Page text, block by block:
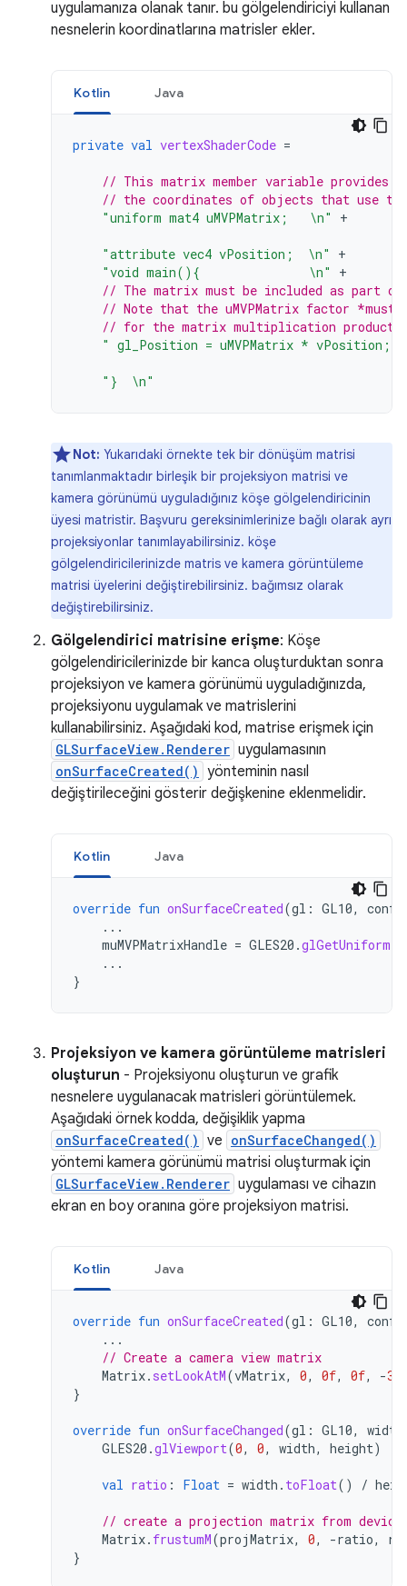
uygulamanıza olanak tanır. bu gölgelendiriciyi kullanan
nesnelerin koordinatlarına matrisler ekler.
Kotlin Java
private val vertexShaderCode =
// This matrix member variable provides a
// the coordinates of objects that use
"uniform mat4 uMVPMatrix;   \n"
+
"attribute vec4 vPosition;  \n"
+
"void main(){               \n"
+
// The matrix must be included as part
// Note that the uMVPMatrix factor
// for the matrix multiplication product
" gl_Position = uMVPMatrix * vPosition;
"}  \n"
Not: Yukarıdaki örnekte tek bir dönüşüm matrisi
tanımlanmaktadır birleşik bir projeksiyon matrisi ve
kamera görünümü uyguladığınız köşe gölgelendiricinin
üyesi matristir. Başvuru gereksinimlerinize bağlı olarak ayrı
projeksiyonlar tanımlayabilirsiniz. köşe
gölgelendiricilerinizde matris ve kamera görüntüleme
matrisi üyelerini değiştirebilirsiniz. bağımsız olarak
değiştirebilirsiniz.
Gölgelendirici matrisine erişme: Köşe
gölgelendiricilerinizde bir kanca oluşturduktan sonra
projeksiyon ve kamera görünümü uyguladığınızda,
projeksiyonu uygulamak ve matrislerini
kullanabilirsiniz. Aşağıdaki kod, matrise erişmek için
GLSurfaceView.Renderer uygulamasının
onSurfaceCreated() yönteminin nasıl
değiştirileceğini gösterir değişkenine eklenmelidir.
Kotlin Java
override fun onSurfaceCreated(gl : GL10,
...
muMVPMatrixHandle = GLES20 .
...
}
Projeksiyon ve kamera görüntüleme matrisleri
oluşturun - Projeksiyonu oluşturun ve grafik
nesnelere uygulanacak matrisleri görüntülemek.
Aşağıdaki örnek kodda, değişiklik yapma
onSurfaceCreated() ve onSurfaceChanged()
yöntemi kamera görünümü matrisi oluşturmak için
GLSurfaceView.Renderer uygulaması ve cihazın
ekran en boy oranına göre projeksiyon matrisi.
Kotlin Java
override fun onSurfaceCreated(gl : GL10,
...
// Create a camera view matrix
Matrix. setLookAtM(vMatrix, 0, 0f, 0f, -3f
}
override fun onSurfaceChanged(gl : GL10, width
GLES20 .glViewport(0, 0, width, height)
val ratio : Float = width . toFloat() /
// create a projection matrix from device
Matrix. frustumM(projMatrix, 0, -ratio,
}